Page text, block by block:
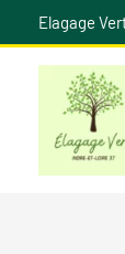
au
Elagage